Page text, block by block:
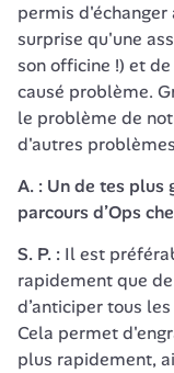
permis
surprise qu'une
son officine !) et
causé problème.
le problème de
d'autres
A. : Un de tes plus
parcours d’Ops
S. P. : Il est
rapidement que
d’anticiper tous
Cela permet
plus rapidement,